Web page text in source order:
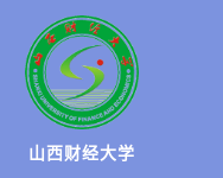
山西财经大学
湖北三峡职业技术学院